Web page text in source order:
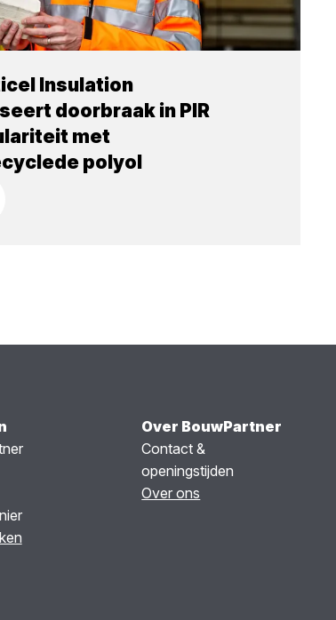
Insulation
doorbraak in PIR
met
polyol
Over BouwPartner
Contact &
openingstijden
Over ons